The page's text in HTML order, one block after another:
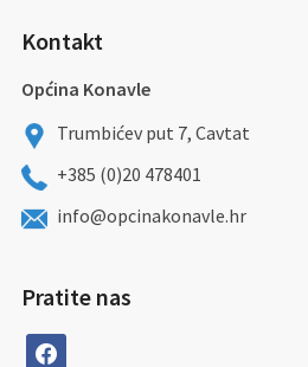
Kontakt
Općina Konavle
Trumbićev put 7, Cavtat
+385 (0)20 478401
info@opcinakonavle.hr
Pratite nas
facebook